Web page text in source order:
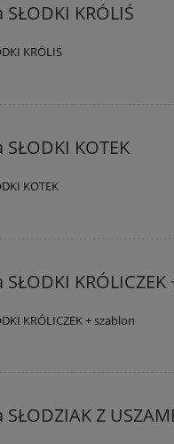
KRÓLIŚ
KRÓLIŚ
KOTEK
KOTEK
KRÓLICZEK + szablon
Z USZAMI